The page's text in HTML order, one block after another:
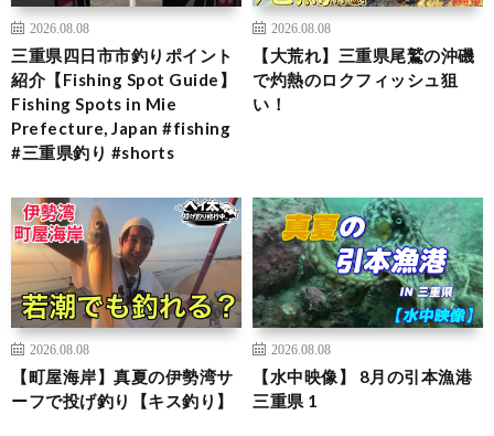
2026.08.08
三重県四日市市釣りポイント
紹介【Fishing Spot Guide】
Fishing Spots in Mie
Prefecture, Japan #fishing
#三重県釣り #shorts
2026.08.08
【大荒れ】三重県尾鷲の沖磯
で灼熱のロクフィッシュ狙
い！
2026.08.08
【町屋海岸】真夏の伊勢湾サ
ーフで投げ釣り【キス釣り】
2026.08.08
【水中映像】 8月の引本漁港
三重県 1